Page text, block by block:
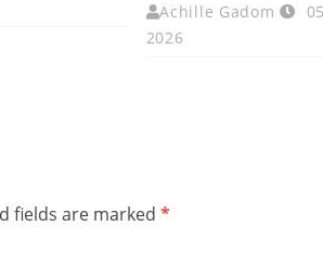
Achille Gadom
2026
fields are marked *